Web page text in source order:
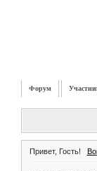
Форум
Привет, Гость!